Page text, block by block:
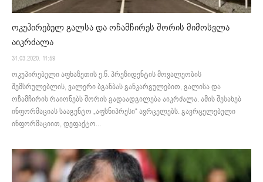
ოკუპირებულ გალსა და ოჩამჩირეს შორის მიმოსვლა
აიკრძალა
31.03.2020. 11:59
ოკუპირებული აფხაზეთის ე.წ. პრეზიდენტის მოვალეობის
შემსრულებლის, ვალერი ბგანბას განკარგულებით, გალისა და
ოჩამჩირის რაიონებს შორის გადაადგილება აიკრძალა. ამის შესახებ
ინფორმაციას სააგენტო „აფსნიპრესი“ ავრცელებს. გავრცელებული
ინფორმაციით, დეფაქტო...